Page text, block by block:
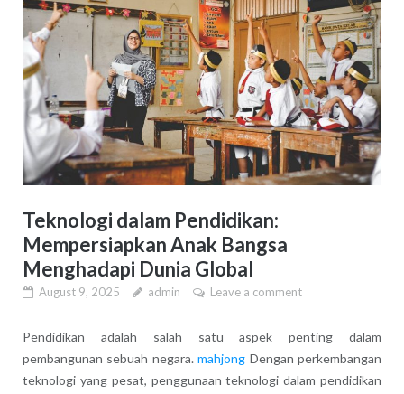
Teknologi dalam Pendidikan:
Mempersiapkan Anak Bangsa
Menghadapi Dunia Global
August 9, 2025 admin Leave a comment
Pendidikan adalah salah satu aspek penting dalam
pembangunan sebuah negara.mahjong Dengan perkembangan
teknologi yang pesat, penggunaan teknologi dalam pendidikan